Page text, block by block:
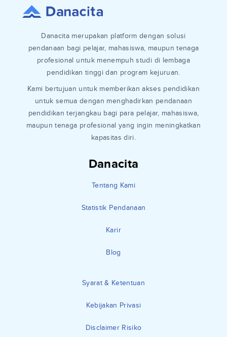
Danacita
Tentang Kami
Statistik Pendanaan
Karir
Blog
Syarat & Ketentuan
Kebijakan Privasi
Disclaimer Risiko
Danacita merupakan platform dengan solusi
pendanaan bagi pelajar, mahasiswa, maupun tenaga
profesional untuk menempuh studi di lembaga
pendidikan tinggi dan program kejuruan.
Kami bertujuan untuk memberikan akses pendidikan
untuk semua dengan menghadirkan pendanaan
pendidikan terjangkau bagi para pelajar, mahasiswa,
maupun tenaga profesional yang ingin meningkatkan
kapasitas diri.